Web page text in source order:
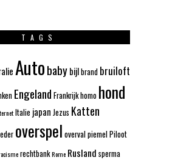
TAGS
Autobabybijlbrand bruiloft
Engeland Frankrijkhomo hond
Italie japan Jezus Katten
overspel overvalpiemelPiloot
rechtbankRome Rusland sperma